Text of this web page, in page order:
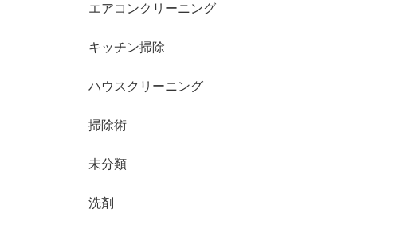
エアコンクリーニング
キッチン掃除
ハウスクリーニング
掃除術
未分類
洗剤